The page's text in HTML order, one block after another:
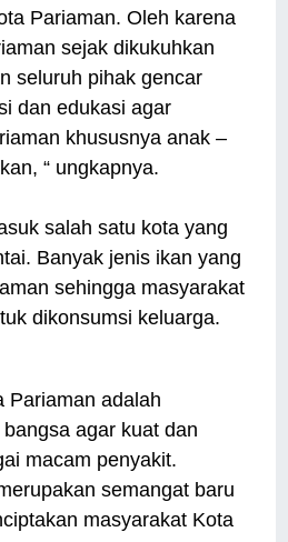
Pariaman. Oleh karena
sejak dikukuhkan
seluruh pihak gencar
dan edukasi agar
khususnya anak –
“ ungkapnya.
salah satu kota yang
Banyak jenis ikan yang
sehingga masyarakat
dikonsumsi keluarga.
Pariaman adalah
agar kuat dan
macam penyakit.
semangat baru
masyarakat Kota